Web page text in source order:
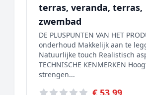
terras, veranda, terras,
zwembad
DE PLUSPUNTEN VAN HET
onderhoud Makkelijk aan te
Natuurlijke touch Realistisch
TECHNISCHE KENMERKEN
strengen...
€ 53,99